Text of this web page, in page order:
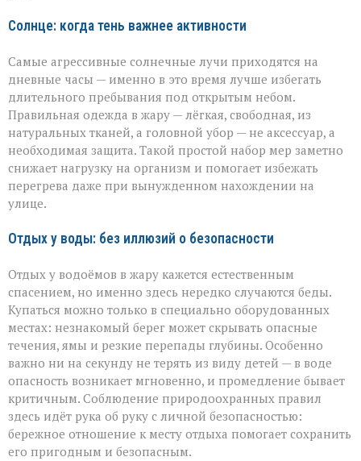
Солнце: когда тень важнее активности
Самые агрессивные солнечные лучи приходятся на
дневные часы — именно в это время лучше избегать
длительного пребывания под открытым небом.
Правильная одежда в жару — лёгкая, свободная, из
натуральных тканей, а головной убор — не аксессуар, а
необходимая защита. Такой простой набор мер заметно
снижает нагрузку на организм и помогает избежать
перегрева даже при вынужденном нахождении на
улице.
Отдых у воды: без иллюзий о безопасности
Отдых у водоёмов в жару кажется естественным
спасением, но именно здесь нередко случаются беды.
Купаться можно только в специально оборудованных
местах: незнакомый берег может скрывать опасные
течения, ямы и резкие перепады глубины. Особенно
важно ни на секунду не терять из виду детей — в воде
опасность возникает мгновенно, и промедление бывает
критичным. Соблюдение природоохранных правил
здесь идёт рука об руку с личной безопасностью:
бережное отношение к месту отдыха помогает сохранить
его пригодным и безопасным.